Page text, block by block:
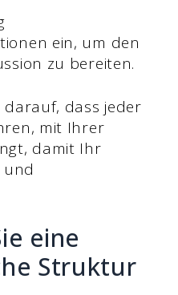
ein, um den
zu bereiten.
darauf, dass jeder
mit Ihrer
damit Ihr
eine
Struktur